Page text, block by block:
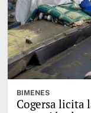
BIMENES
Cogersa licita